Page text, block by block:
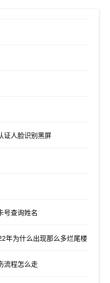
证人脸识别黑屏
号查询姓名
年为什么出现那么多烂尾楼
流程怎么走